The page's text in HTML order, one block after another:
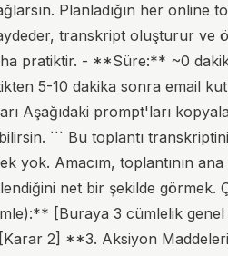
Planladığın her online
transkript oluşturur ve
pratiktir. - **Süre:** ~0
5-10 dakika sonra email
Aşağıdaki prompt'ları
``` Bu toplantı
yok. Amacım, toplantının ana
net bir şekilde görmek.
[Buraya 3 cümlelik
2] **3. Aksiyon